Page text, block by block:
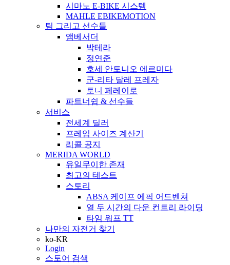
시마노 E-BIKE 시스템
MAHLE EBIKEMOTION
팀 그리고 선수들
앰베서더
박테라
정연준
호세 안토니오 에르미다
군-리타 달레 프레자
토니 페레이로
파트너쉽 & 선수들
서비스
전세계 딜러
프레임 사이즈 계산기
리콜 공지
MERIDA WORLD
유일무이한 존재
최고의 테스트
스토리
ABSA 케이프 에픽 어드벤쳐
열 두 시간의 다운 컨트리 라이딩
타임 워프 TT
나만의 자전거 찾기
ko-KR
Login
스토어 검색